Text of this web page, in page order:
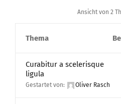
Ansicht von 2
Thema
Curabitur a scelerisque
ligula
Gestartet von: Oliver Rasch